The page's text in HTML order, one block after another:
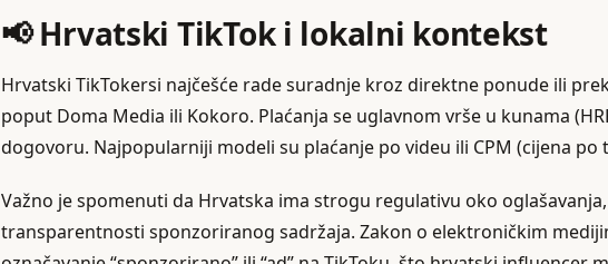
📢 Hrvatski TikTok i lokalni kontekst
Hrvatski TikTokersi najčešće rade suradnje kroz direktne ponude ili
poput Doma Media ili Kokoro. Plaćanja se uglavnom vrše u kunama
dogovoru. Najpopularniji modeli su plaćanje po videu ili CPM (cijena po
Važno je spomenuti da Hrvatska ima strogu regulativu oko
transparentnosti sponzoriranog sadržaja. Zakon o elektroničkim